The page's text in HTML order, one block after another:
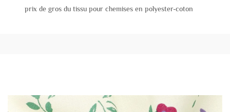
prix de gros du tissu pour chemises en polyester-coton